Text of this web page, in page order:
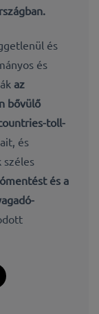
és
és
az
bővülő
toll-
és
széles
és a